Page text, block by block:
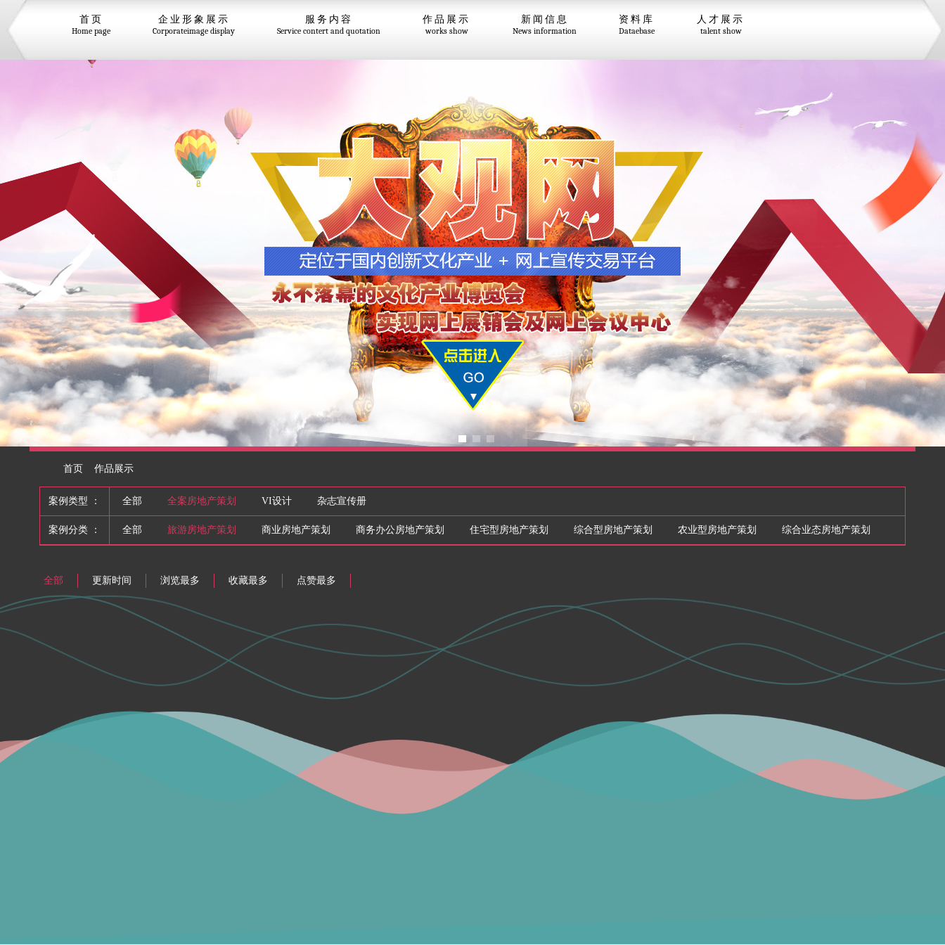
首页
Home page
企业形象展示
Corporateimage display
服务内容
Service contert and quotation
作品展示
works show
新闻信息
News information
资料库
Dataebase
人才展示
talent show
首页 作品展示
案例类型 ： 全部 全案房地产策划 VI设计 杂志宣传册
案例分类 ： 全部 旅游房地产策划 商业房地产策划 商务办公房地产策划 住宅型房地产策划 综合型房地产策划 农业型房地产策划 综合业态房地产策划
全部 更新时间 浏览最多 收藏最多 点赞最多